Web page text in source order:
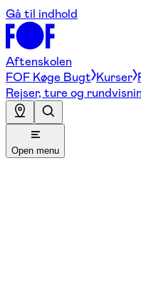
Gå til indhold
Aftenskolen
FOF Køge Bugt Kurser
Rejser, ture og
Open menu